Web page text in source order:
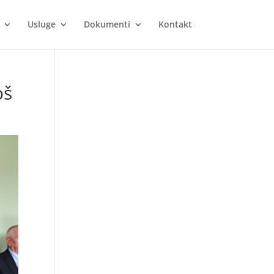
Usluge Dokumenti Kontakt